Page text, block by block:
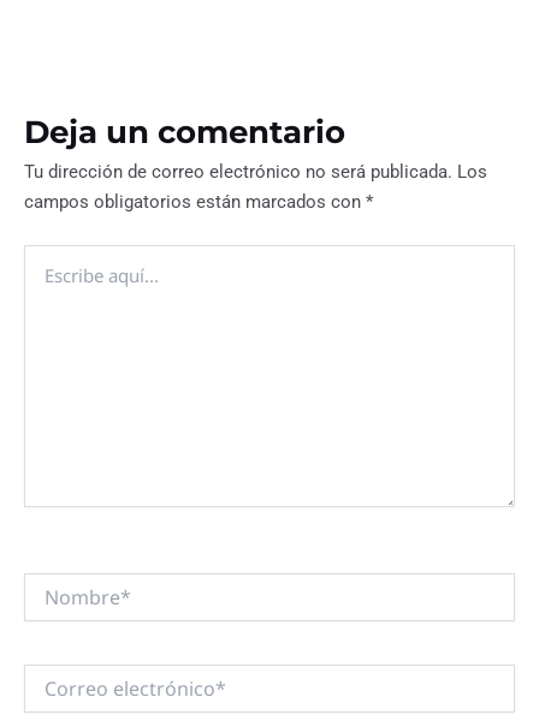
Deja un comentario
Tu dirección de correo electrónico no será publicada. Los
campos obligatorios están marcados con *
aquí...
electrónico*